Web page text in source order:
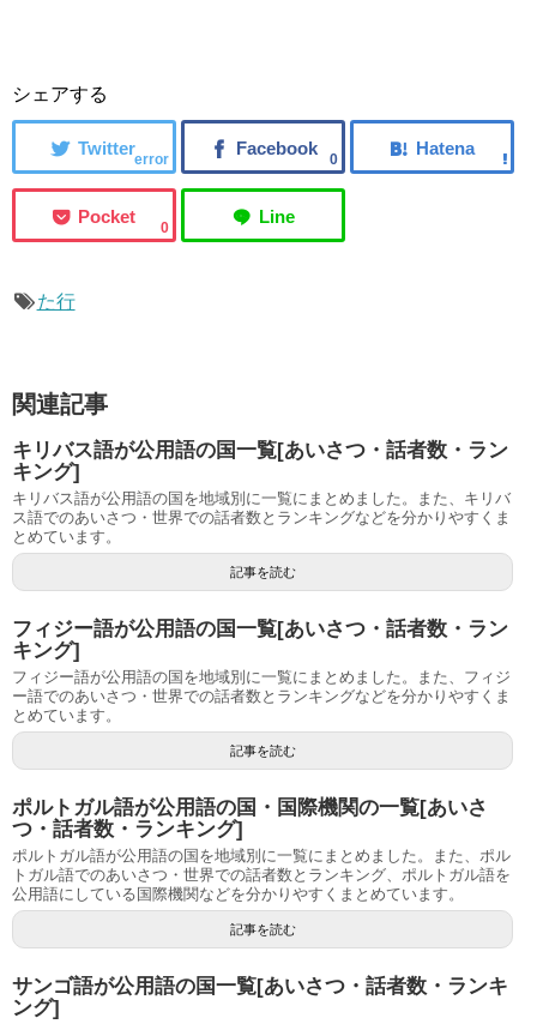
シェアする
error 0
0
た行
関連記事
キリバス語が公用語の国一覧[あいさつ・話者数・ラン
キング]
キリバス語が公用語の国を地域別に一覧にまとめました。また、キリバ
ス語でのあいさつ・世界での話者数とランキングなどを分かりやすくま
とめています。
記事を読む
フィジー語が公用語の国一覧[あいさつ・話者数・ラン
キング]
フィジー語が公用語の国を地域別に一覧にまとめました。また、フィジ
ー語でのあいさつ・世界での話者数とランキングなどを分かりやすくま
とめています。
記事を読む
ポルトガル語が公用語の国・国際機関の一覧[あいさ
つ・話者数・ランキング]
ポルトガル語が公用語の国を地域別に一覧にまとめました。また、ポル
トガル語でのあいさつ・世界での話者数とランキング、ポルトガル語を
公用語にしている国際機関などを分かりやすくまとめています。
記事を読む
サンゴ語が公用語の国一覧[あいさつ・話者数・ランキ
ング]